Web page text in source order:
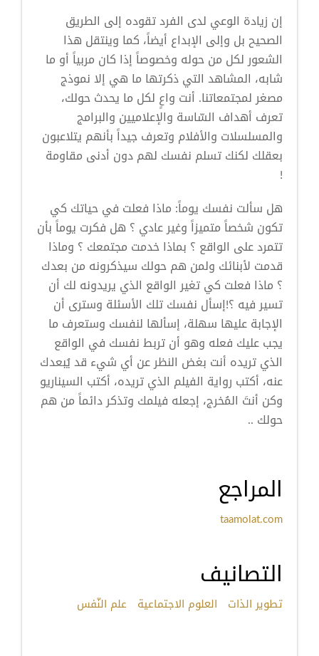
إن زيادة الوعي لدى الفرد تقوده إلى الطريق
الصحيح بل وإلى الإبداع أيضاً، كما وينتقل هذا
الشعور لكل من حوله وخصوصاً إذا كان مربياً أو ما
شابه، المشاهد التي ذكرتها ما هي إلا نموذج
مصغر لمجتمعاتنا. أنت واعٍ لكل ما يحدث حولك،
تعرف أهداف السّاسة والإعلاميين والبرامج
والمسلسلات والأفلام وتعرف جيداً بأنهم يتلاعبون
بعقلك لكنك تسلم نفسك لهم دون أدنى مقاومة
!
هل سألت نفسك يوماً: ماذا فعلت في حياتك كي
تكون شخصاً متميزاً وغير عادي ؟ هل فكرت يوماً بأن
تتمرد على الواقع ؟ بماذا خدمت مجتمعك ؟ وماذا
قدمت لأبنائك ولمن هم حولك سيذكرونه من بعدك
؟ ماذا فعلت كي تغير الواقع الذي يريدونه لك أن
تسير فيه ؟!إسأل نفسك تلك الأسئلة وسترى أن
الإجابة عليها سهلة، إسألها لنفسك وستعرف ما
يجب عليك فعله وهو أن تربط نفسك في الواقع
الذي تريده أنت بغض النظر عن أي شيء قد يُبعدك
عنه، أكتب رواية الفيلم الذي تريده، أكتب السيناريو
وكن أنتَ المُخرج، إجعله فيلمك وتذكر دائماً من هم
حولك ..
المراجع
taamolat.com
التصانيف
تطوير الذات العلوم الاجتماعية علم النّفس